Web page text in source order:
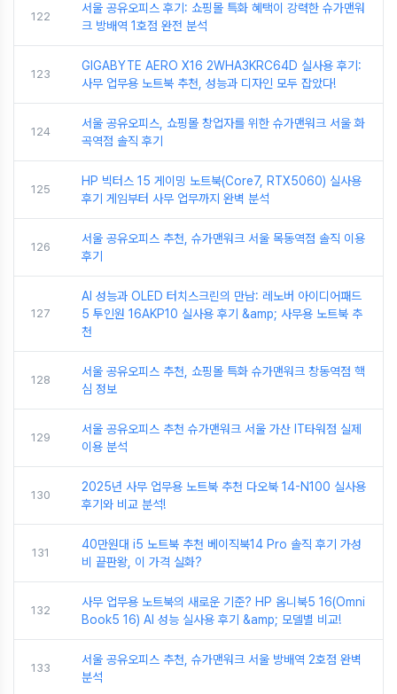
122
서울 공유오피스 후기: 쇼핑몰 특화 혜택이 강력한 슈가맨워
크 방배역 1호점 완전 분석
123
GIGABYTE AERO X16 2WHA3KRC64D 실사용 후기:
사무 업무용 노트북 추천, 성능과 디자인 모두 잡았다!
124
서울 공유오피스, 쇼핑몰 창업자를 위한 슈가맨워크 서울 화
곡역점 솔직 후기
125
HP 빅터스 15 게이밍 노트북(Core7, RTX5060) 실사용
후기 게임부터 사무 업무까지 완벽 분석
126
서울 공유오피스 추천, 슈가맨워크 서울 목동역점 솔직 이용
후기
127
AI 성능과 OLED 터치스크린의 만남: 레노버 아이디어패드
5 투인원 16AKP10 실사용 후기 &amp; 사무용 노트북 추
천
128
서울 공유오피스 추천, 쇼핑몰 특화 슈가맨워크 창동역점 핵
심 정보
129
서울 공유오피스 추천 슈가맨워크 서울 가산 IT타워점 실제
이용 분석
130
2025년 사무 업무용 노트북 추천 다오북 14-N100 실사용
후기와 비교 분석!
131
40만원대 i5 노트북 추천 베이직북14 Pro 솔직 후기 가성
비 끝판왕, 이 가격 실화?
132
사무 업무용 노트북의 새로운 기준? HP 옴니북5 16(Omni
Book5 16) AI 성능 실사용 후기 &amp; 모델별 비교!
133
서울 공유오피스 추천, 슈가맨워크 서울 방배역 2호점 완벽
분석